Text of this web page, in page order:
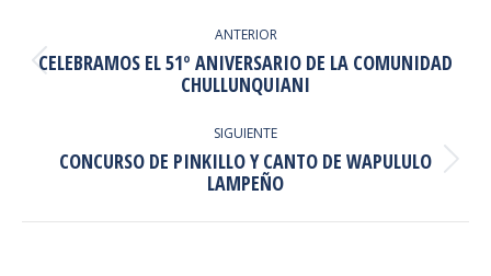
ENTRE
PUBLICACIONES
ANTERIOR
Publicación
anterior:
CELEBRAMOS EL 51º ANIVERSARIO DE LA COMUNIDAD
CHULLUNQUIANI
SIGUIENTE
Publicación
siguiente:
CONCURSO DE PINKILLO Y CANTO DE WAPULULO
LAMPEÑO